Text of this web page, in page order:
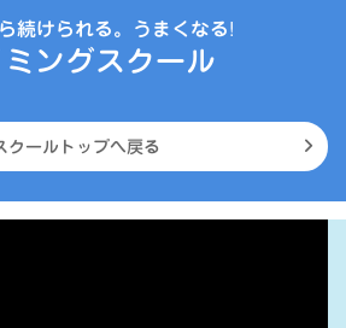
続けられる。うまくなる!
ングスクール
クールトップへ戻る